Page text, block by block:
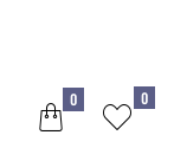
0 0